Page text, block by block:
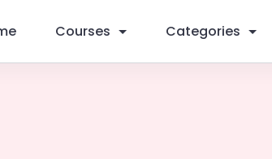
Courses Categories